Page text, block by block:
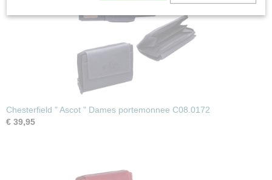
Chesterfield " Ascot " Dames portemonnee C08.0172
€ 39,95